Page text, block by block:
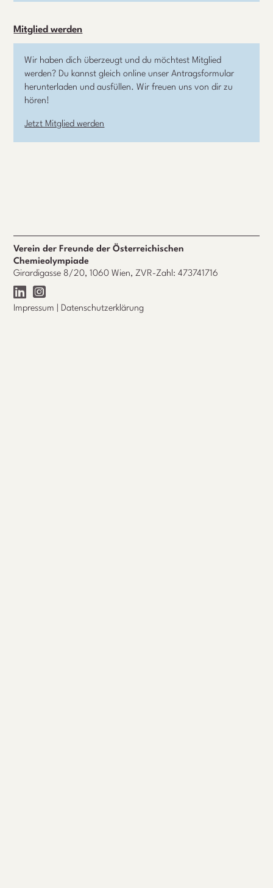
Mitglied werden
Wir haben dich überzeugt und du möchtest Mitglied
werden? Du kannst gleich online unser Antragsformular
herunterladen und ausfüllen. Wir freuen uns von dir zu
hören!
Jetzt Mitglied werden
Verein der Freunde der Österreichischen
Chemieolympiade
Girardigasse 8/20, 1060 Wien, ZVR-Zahl: 473741716
Impressum Datenschutzerklärung